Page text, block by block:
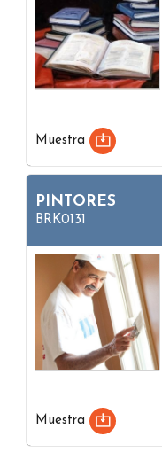
Muestra
PINTORES
BRK0131
Muestra